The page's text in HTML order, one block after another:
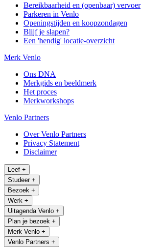
Bereikbaarheid en (openbaar) vervoer
Parkeren in Venlo
Openingstijden en koopzondagen
Blijf je slapen?
Een 'hendig' locatie-overzicht
Merk Venlo
Ons DNA
Merkgids en beeldmerk
Het proces
Merkworkshops
Venlo Partners
Over Venlo Partners
Privacy Statement
Disclaimer
Leef +
Studeer +
Bezoek +
Werk +
Uitagenda Venlo +
Plan je bezoek +
Merk Venlo +
Venlo Partners +